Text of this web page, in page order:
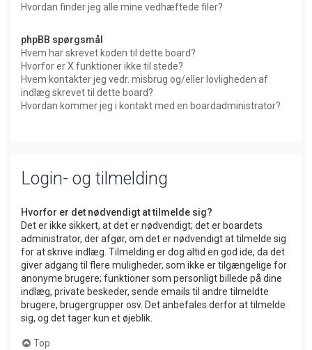
Hvordan finder jeg alle mine vedhæftede filer?
phpBB spørgsmål
Hvem har skrevet koden til dette board?
Hvorfor er X funktioner ikke til stede?
Hvem kontakter jeg vedr. misbrug og/eller lovligheden af
indlæg skrevet til dette board?
Hvordan kommer jeg i kontakt med en boardadministrator?
Login- og tilmelding
Hvorfor er det nødvendigt at tilmelde sig?
Det er ikke sikkert, at det er nødvendigt; det er boardets
administrator, der afgør, om det er nødvendigt at tilmelde sig
for at skrive indlæg. Tilmelding er dog altid en god ide, da det
giver adgang til flere muligheder, som ikke er tilgængelige for
anonyme brugere; funktioner som personligt billede på dine
indlæg, private beskeder, sende emails til andre tilmeldte
brugere, brugergrupper osv. Det anbefales derfor at tilmelde
sig, og det tager kun et øjeblik.
Top